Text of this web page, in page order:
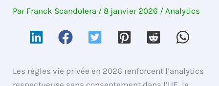
Par Franck Scandolera / 8 janvier 2026 / Analytics
Les règles vie privée en 2026 renforcent l’analytics